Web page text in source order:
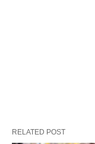
RELATED POST